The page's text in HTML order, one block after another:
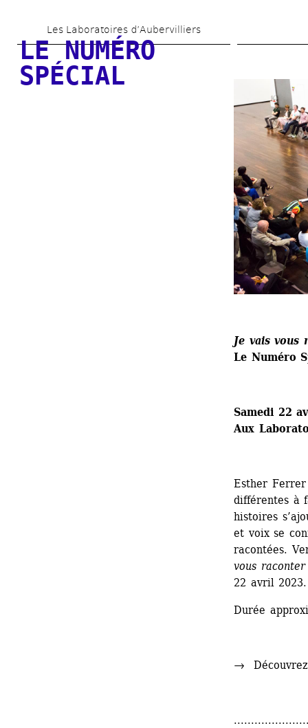
au
contenu
principal
Les Laboratoires d’Aubervilliers
LE NUMÉRO
SPÉCIAL
Je vais vous
Le Numéro
Samedi 22
Aux
Esther Ferrer
différentes à
histoires
et voix se
racontées.
vous
22 avril 2023.
Durée
→